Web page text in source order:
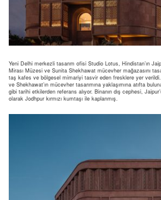
Yeni Delhi merkezli tasarım ofisi Studio Lotus, Hindistan’ın
Mirası Müzesi ve Sunita Shekhawat mücevher mağazasını
taş kafes ve bölgesel mimariyi tasvir eden fresklere yer
ve Shekhawat’ın mücevher tasarımına yaklaşımına atıfta
gibi tarihi etkilerden referans alıyor. Binanın dış cephesi,
olarak Jodhpur kırmızı kumtaşı ile kaplanmış.